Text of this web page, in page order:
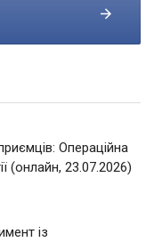
Операційна
(онлайн, 23.07.2026)
із